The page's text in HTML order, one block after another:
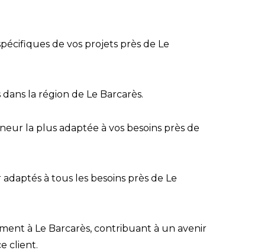
de vos projets près de Le
la région de Le Barcarès.
la plus adaptée à vos besoins près de
à tous les besoins près de Le
à Le Barcarès, contribuant à un avenir
client.